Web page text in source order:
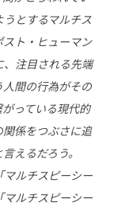
とするマルチス
ト・ヒューマン
注目される先端
間の行為がその
っている現代的
係をつぶさに追
えるだろう。
ルチスピーシー
マルチスピーシー